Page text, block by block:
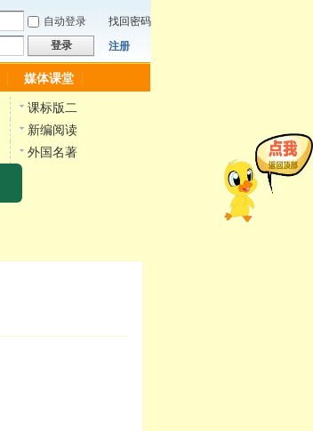
自动登录
找回密码
登录 注册
媒体课堂
课标版二
新编阅读
外国名著